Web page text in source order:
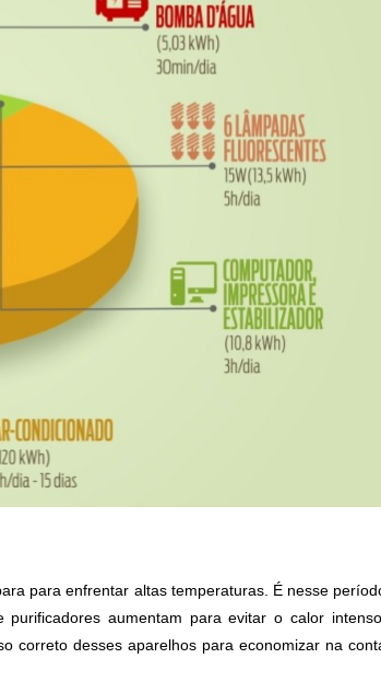
para enfrentar altas temperaturas. É nesse
aumentam para evitar o calor intenso.
correto desses aparelhos para economizar na